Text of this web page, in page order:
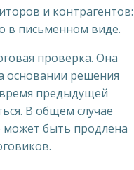
и контрагентов:
в письменном виде.
проверка. Она
основании решения
предыдущей
В общем случае
может быть продлена